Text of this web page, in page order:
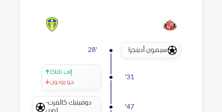
سيمون أدينجرا 28'
31
'
↑إلى تاناكا
↓جو رودون
47
'
دومينيك كالفرت-